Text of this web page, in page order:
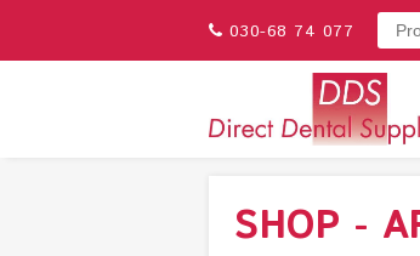
030-68 74 077
SHOP -